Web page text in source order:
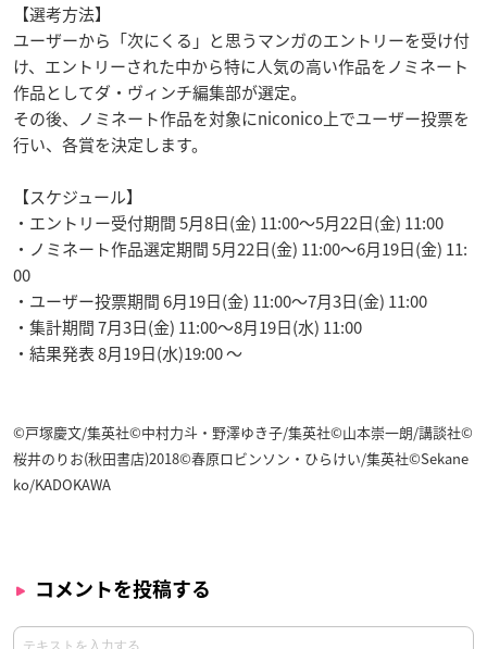
【選考方法】
ユーザーから「次にくる」と思うマンガのエントリーを受け付
け、エントリーされた中から特に人気の高い作品をノミネート
作品としてダ・ヴィンチ編集部が選定。
その後、ノミネート作品を対象にniconico上でユーザー投票を
行い、各賞を決定します。
【スケジュール】
・エントリー受付期間 5月8日(金) 11:00〜5月22日(金) 11:00
・ノミネート作品選定期間 5月22日(金) 11:00〜6月19日(金) 11:
00
・ユーザー投票期間 6月19日(金) 11:00〜7月3日(金) 11:00
・集計期間 7月3日(金) 11:00〜8月19日(水) 11:00
・結果発表 8月19日(水)19:00 〜
©戸塚慶文/集英社©中村力斗・野澤ゆき子/集英社©山本崇一朗/講談社©
桜井のりお(秋田書店)2018©春原ロビンソン・ひらけい/集英社©Sekane
ko/KADOKAWA
コメントを投稿する